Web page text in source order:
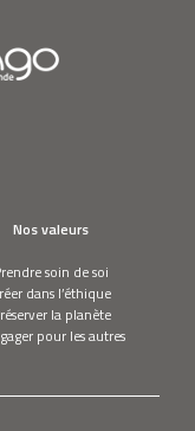
Nos valeurs
soin de soi
dans l’éthique
la planète
pour les autres